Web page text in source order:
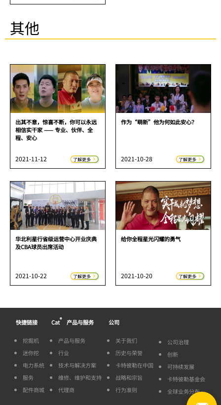
其他
出其不意，惊喜不断，你可以永远
相信实干家 —— 专业、伙伴、全
程、安心
2021-11-12 了解更多
作为“萌新”他为何如此安心？
2021-10-28 了解更多
华北利星行省级运营中心开业庆典
及CBA球员出席活动
2021-10-22 了解更多
给你全程星光闪耀的勇气
2021-10-20 了解更多
快捷链接
挖掘机
迷你挖
电力系统
服务
配件商城
Cat® 产品与服务
产品与服务
行业
技术与解决方案
维修、维护和支持
代理商
公司
关于我们
历史与荣誉
卡特彼勒在中国
战略和宗旨
行为准则
公司治理
创新
可持续发展
卡特彼勒基金会
全球业务分布